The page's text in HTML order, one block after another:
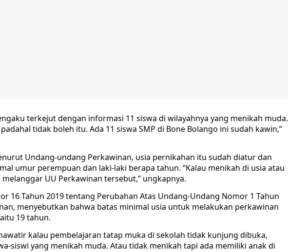
terkejut dengan informasi 11 siswa di wilayahnya yang menikah muda.
tidak boleh itu. Ada 11 siswa SMP di Bone Bolango ini sudah kawin,”
Undang-undang Perkawinan, usia pernikahan itu sudah diatur dan
umur perempuan dan laki-laki berapa tahun. “Kalau menikah di usia atau
UU Perkawinan tersebut,” ungkapnya.
16 Tahun 2019 tentang Perubahan Atas Undang-Undang Nomor 1 Tahun
menyebutkan bahwa batas minimal usia untuk melakukan perkawinan
19 tahun.
kalau pembelajaran tatap muka di sekolah tidak kunjung dibuka,
siswi yang menikah muda. Atau tidak menikah tapi ada memiliki anak di